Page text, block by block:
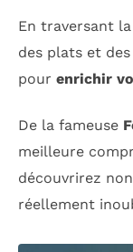
En traversant
des plats et
pour enrichir
De la fameuse
meilleure
découvrirez
réellement